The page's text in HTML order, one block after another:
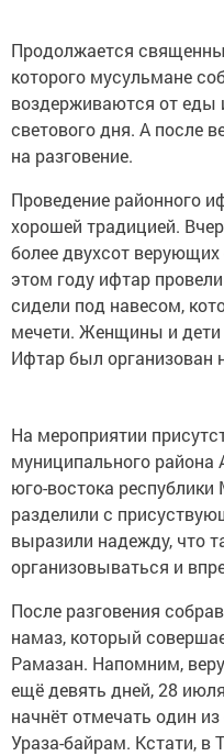
Продолжается
которого мусульмане
воздерживаются от еды
светового дня. А после
на разговение.
Проведение районного
хорошей традицией.
более двухсот
этом году ифтар
сидели под навесом,
мечети. Женщины и дети
Ифтар был организован
На мероприятии
муниципального района
юго-востока
разделили с
выразили надежду, что
организовываться и
После разговения
намаз, который
Рамазан. Напомним,
ещё девять дней, 28
начнёт отмечать один
Ураза-байрам. Кстати, в